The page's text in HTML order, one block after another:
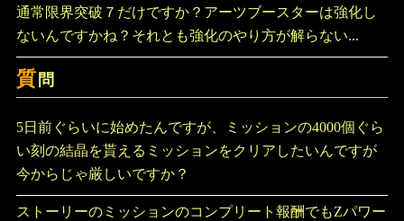
通常限界突破７だけですか？アーツブースターは強化し
ないんですかね？それとも強化のやり方が解らない...
質 問
5日前ぐらいに始めたんですが、ミッションの4000個ぐら
い刻の結晶を貰えるミッションをクリアしたいんですが
今からじゃ厳しいですか？
ストーリーのミッションのコンプリート報酬でもZパワー